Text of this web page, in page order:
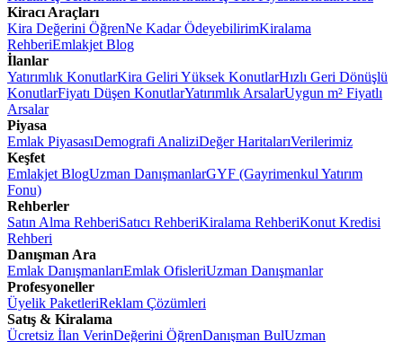
Kiracı Araçları
Kira Değerini ÖğrenNe Kadar ÖdeyebilirimKiralama
RehberiEmlakjet Blog
İlanlar
Yatırımlık KonutlarKira Geliri Yüksek KonutlarHızlı Geri Dönüşlü
KonutlarFiyatı Düşen KonutlarYatırımlık ArsalarUygun m² Fiyatlı
Arsalar
Piyasa
Emlak PiyasasıDemografi AnaliziDeğer HaritalarıVerilerimiz
Keşfet
Emlakjet BlogUzman DanışmanlarGYF (Gayrimenkul Yatırım
Fonu)
Rehberler
Satın Alma RehberiSatıcı RehberiKiralama RehberiKonut Kredisi
Rehberi
Danışman Ara
Emlak DanışmanlarıEmlak OfisleriUzman Danışmanlar
Profesyoneller
Üyelik PaketleriReklam Çözümleri
Satış & Kiralama
Ücretsiz İlan VerinDeğerini ÖğrenDanışman BulUzman